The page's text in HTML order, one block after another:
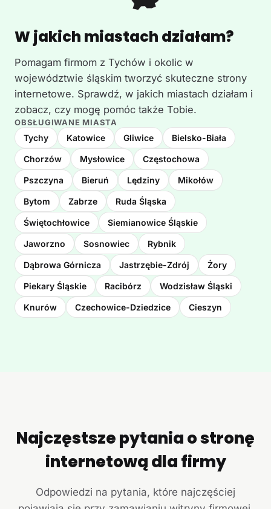
W jakich miastach działam?
Pomagam firmom z Tychów i okolic w
województwie śląskim tworzyć skuteczne strony
internetowe. Sprawdź, w jakich miastach działam i
zobacz, czy mogę pomóc także Tobie.
OBSŁUGIWANE MIASTA
Tychy Katowice Gliwice Bielsko-Biała
Chorzów Mysłowice Częstochowa
Pszczyna Bieruń Lędziny Mikołów
Bytom Zabrze Ruda Śląska
Świętochłowice Siemianowice Śląskie
Jaworzno Sosnowiec Rybnik
Dąbrowa Górnicza Jastrzębie-Zdrój Żory
Piekary Śląskie Racibórz Wodzisław Śląski
Knurów Czechowice-Dziedzice Cieszyn
Najczęstsze pytania o stronę
internetową dla firmy
Odpowiedzi na pytania, które najczęściej